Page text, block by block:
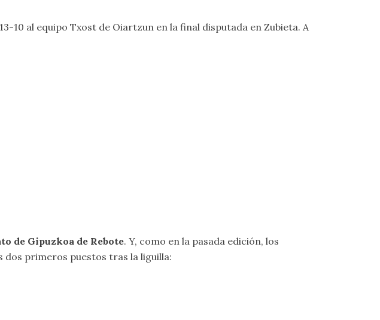
10 al equipo Txost de Oiartzun en la final disputada en Zubieta. A
de Gipuzkoa de Rebote. Y, como en la pasada edición, los
primeros puestos tras la liguilla: